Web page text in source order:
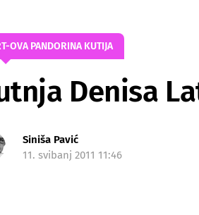
OVA PANDORINA KUTIJA
Denisa
Siniša Pavić
11. svibanj 2011 11:46